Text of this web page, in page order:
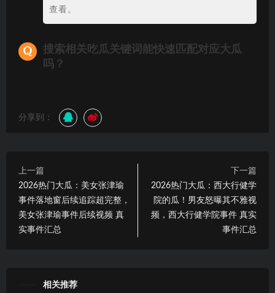
查看。
搜索相关吃瓜关键词能快速匹配对应大瓜
吗？
分享到：
上一篇
2026热门大瓜：美女张津瑜
事件落地窗后续追踪超完整，
美女张津瑜事件后续视频 真
实事件汇总
下一篇
2026热门大瓜：西大行健学
院的瓜！男友怒曝其不雅视
频，西大行健学院事件 真实
事件汇总
相关推荐